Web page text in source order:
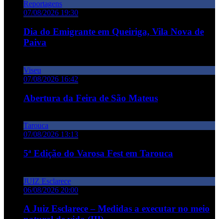
Reportagens
07/08/2026 19:30
Dia do Emigrante em Queiriga, Vila Nova de
Paiva
Viseu
07/08/2026 16:42
Abertura da Feira de São Mateus
Tarouca
07/08/2026 13:13
5ª Edição do Varosa Fest em Tarouca
JUIZ Esclarece
06/08/2026 20:00
A Juiz Esclarece – Medidas a executar no meio